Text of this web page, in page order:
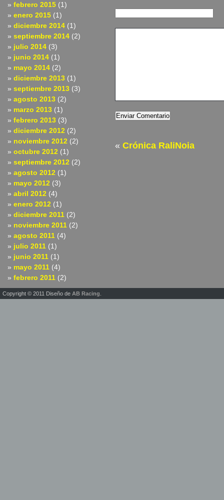
febrero 2015 (1)
enero 2015 (1)
diciembre 2014 (1)
septiembre 2014 (2)
julio 2014 (3)
junio 2014 (1)
mayo 2014 (2)
diciembre 2013 (1)
septiembre 2013 (3)
agosto 2013 (2)
marzo 2013 (1)
febrero 2013 (3)
diciembre 2012 (2)
noviembre 2012 (2)
octubre 2012 (1)
septiembre 2012 (2)
agosto 2012 (1)
mayo 2012 (3)
abril 2012 (4)
enero 2012 (1)
diciembre 2011 (2)
noviembre 2011 (2)
agosto 2011 (4)
julio 2011 (1)
junio 2011 (1)
mayo 2011 (4)
febrero 2011 (2)
« Crónica RaliNoia
Copyright © 2011 Diseño de AB Racing